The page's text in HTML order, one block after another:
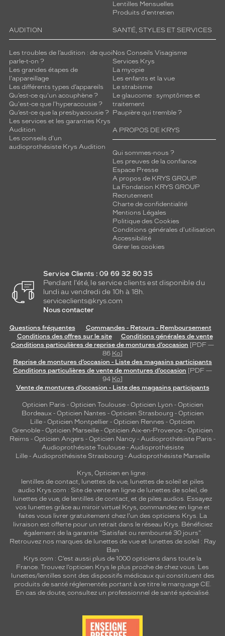
Lentilles Mensuelles
Produits d'entretien
AUDITION
Les troubles de l’audition : de quoi
parle-t-on ?
Les grandes étapes de
l'appareillage
Les différents types d’appareils
Qu’est-ce qu'un acouphène ?
Qu'est-ce que l'hyperacousie ?
Qu’est-ce que la presbyacousie ?
Les services et les garanties Krys
Audition
Les conseils d'un
audioprothésiste Krys Audition
SANTÉ, STYLES ET SERVICES
Nos Conseils Visagisme
Services Krys
La myopie
Les enfants et la vue
Le strabisme
Le glaucome : symptômes et
traitement
Paupière qui tremble ?
A PROPOS DE KRYS
Qui sommes-nous ?
Les preuves de la confiance
Espace Presse
A propos de KRYS GROUP
La Fondation KRYS GROUP
Recrutement
Charte de confidentialité
Mentions Légales
Politique des Cookies
Conditions générales d'utilisation
Accessibilité
Gérer les cookies
Service Clients : 09 69 32 80 35
Pendant l'été, le service clients est disponible du
lundi au vendredi de 10h à 18h.
serviceclients@krys.com
Nous contacter
Questions fréquentes
Commandes - Retours - Remboursement
Conditions des offres sur le site
Conditions générales de vente
Conditions particulières de reprise de montures d’occasion [PDF —
86 Ko]
Reprise de montures d’occasion - Liste des magasins participants
Conditions particulières de vente de montures d’occasion [PDF —
94 Ko]
Vente de montures d’occasion - Liste des magasins participants
Opticien Paris - Opticien Toulouse- Opticien Lyon - Opticien
Bordeaux- Opticien Nantes - Opticien Strasbourg - Opticien
Lille - Opticien Montpellier - Opticien Rennes - Opticien
Grenoble - Opticien Marseille - Opticien Aix-en-Provence - Opticien
Reims - Opticien Angers - Opticien Nancy - Audioprothésiste Paris -
Audioprothésiste Toulouse- Audioprothésiste
Lille- Audioprothésiste Strasbourg - Audioprothésiste Marseille
Krys, Opticien en ligne :
lentilles de contact, lunettes de vue, lunettes de soleil et piles
audio Krys.com : Site de vente en ligne de lunettes de soleil, de
lunettes de vue, de lentilles de contact, et de piles audios. Essayez
vos lunettes grâce au miroir virtuel Krys, commandez en ligne et
faites vous livrer gratuitement chez l'un des opticiens Krys. La
livraison est offerte pour un retrait dans le réseau Krys. Bénéficiez
également de la garantie "Satisfait ou remboursé 30 jours".
Retrouvez nos marques de lunettes de vue et lunettes de soleil : Ray
Ban
Krys.com : C’est aussi plus de 1000 opticiens dans toute la
France. Trouvez l’opticien Krys le plus proche de chez vous. Les
lunettes/lentilles sont des dispositifs médicaux qui constituent des
produits de santé réglementés portant à ce titre le marquage CE.
En cas de doute, consultez un professionnel de santé spécialisé.